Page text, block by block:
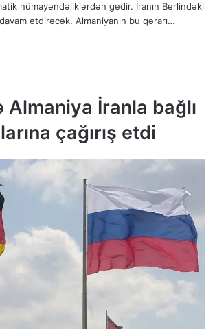
nümayəndəliklərdən gedir. İranın Berlindəki
etdirəcək. Almaniyanın bu qərarı…
Almaniya İranla bağlı
çağırış etdi